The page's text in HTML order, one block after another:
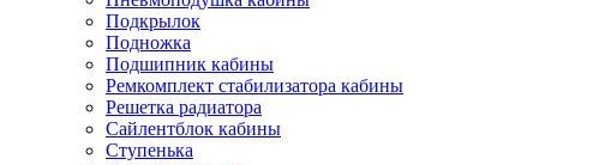
Подкрылок
Подножка
Подшипник кабины
Ремкомплект стабилизатора кабины
Решетка радиатора
Сайлентблок кабины
Ступенька